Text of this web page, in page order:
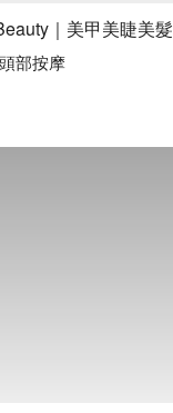
｜美甲美睫美髮
部按摩